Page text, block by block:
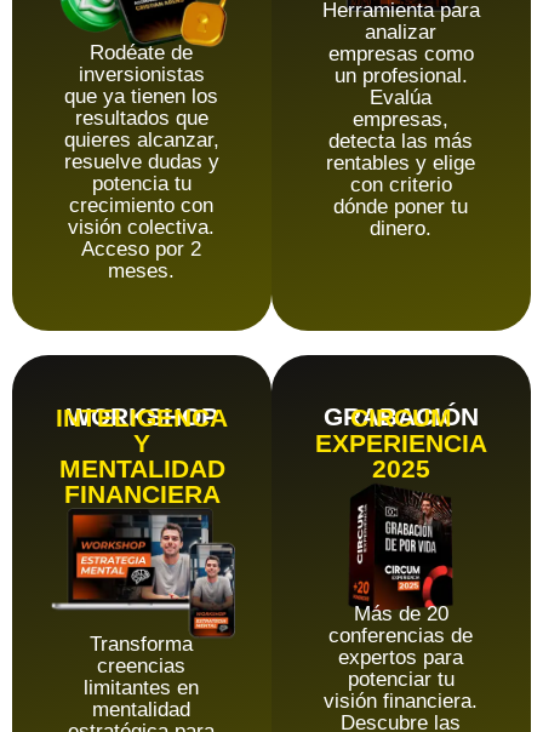
Rodéate de
inversionistas
que ya tienen los
resultados que
quieres alcanzar,
resuelve dudas y
potencia tu
crecimiento con
visión colectiva.
Acceso por 2
meses.
Herramienta para
analizar
empresas como
un profesional.
Evalúa
empresas,
detecta las más
rentables y elige
con criterio
dónde poner tu
dinero.
WORKSHOP
INTELIGENCA
Y
MENTALIDAD
FINANCIERA
Transforma
creencias
limitantes en
mentalidad
GRABACIÓN
CIRCUM
EXPERIENCIA
2025
Más de 20
conferencias de
expertos para
potenciar tu
visión financiera.
Descubre las